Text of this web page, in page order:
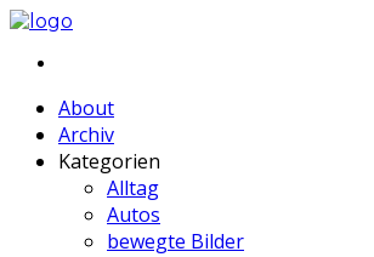
About
Archiv
Kategorien
Alltag
Autos
bewegte Bilder